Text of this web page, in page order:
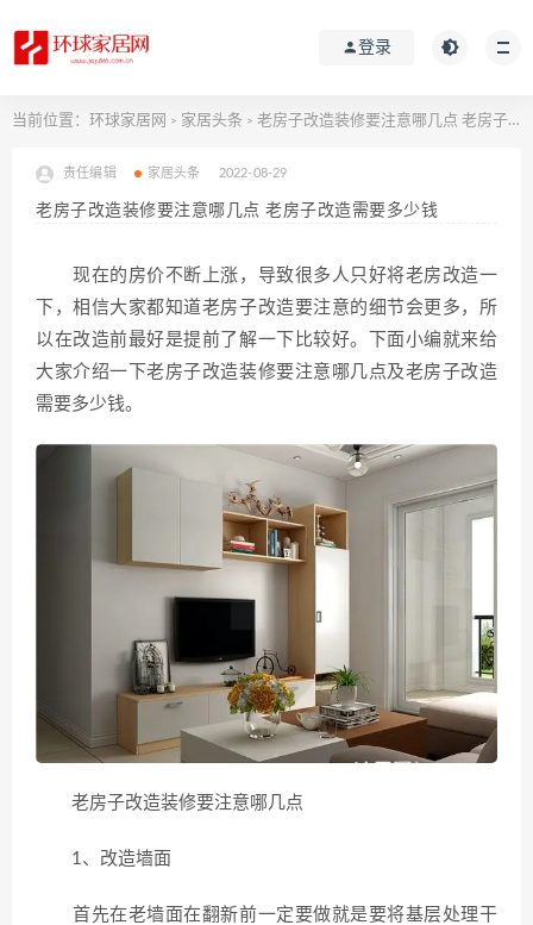
登录
当前位置： 环球家居网 > 家居头条 > 老房子改造装修要注意哪几点 老房子改造需要多少钱
责任编辑 家居头条 2022-08-29
老房子改造装修要注意哪几点 老房子改造需要多少钱
现在的房价不断上涨，导致很多人只好将老房改造一
下，相信大家都知道老房子改造要注意的细节会更多，所
以在改造前最好是提前了解一下比较好。下面小编就来给
大家介绍一下老房子改造装修要注意哪几点及老房子改造
需要多少钱。
老房子改造装修要注意哪几点
1、改造墙面
首先在老墙面在翻新前一定要做就是要将基层处理干